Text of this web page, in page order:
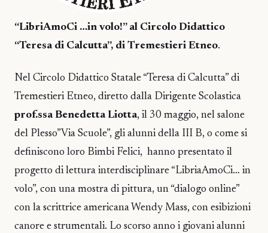
“LibriAmoCi …in volo!” al Circolo Didattico
“Teresa di Calcutta”, di Tremestieri Etneo.
Nel Circolo Didattico Statale “Teresa di Calcutta” di
Tremestieri Etneo, diretto dalla Dirigente Scolastica
prof.ssa Benedetta Liotta, il 30 maggio, nel salone
del Plesso”Via Scuole”, gli alunni della III B, o come si
definiscono loro Bimbi Felici, hanno presentato il
progetto di lettura interdisciplinare “LibriaAmoCi… in
volo”, con una mostra di pittura, un “dialogo online”
con la scrittrice americana Wendy Mass, con esibizioni
canore e strumentali. Lo scorso anno i giovani alunni